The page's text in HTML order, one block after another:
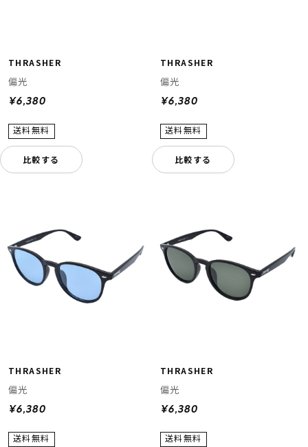
THRASHER
偏光
¥6,380
比較する
THRASHER
偏光
¥6,380
比較する
THRASHER
偏光
¥6,380
THRASHER
偏光
¥6,380